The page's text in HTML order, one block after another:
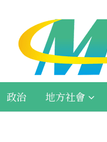
政治 地方社會